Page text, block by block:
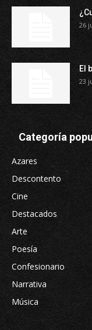
26
El
23
Categoría
Azares
Descontento
Cine
Destacados
Arte
Poesía
Confesionario
Narrativa
Música